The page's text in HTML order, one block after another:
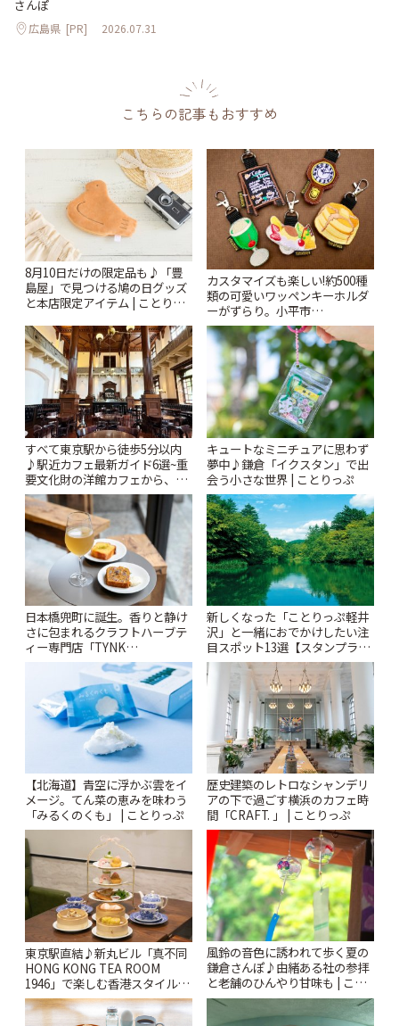
さんぽ
広島県 [PR] 2026.07.31
こちらの記事もおすすめ
8月10日だけの限定品も♪「豊
島屋」で見つける鳩の日グッズ
と本店限定アイテム | ことりっ
カスタマイズも楽しい!約500種
類の可愛いワッペンキーホルダ
ーがずらり。小平市
「Kimamaya T&K」 | ことりっ
ぷ
すべて東京駅から徒歩5分以内
♪駅近カフェ最新ガイド6選~重
要文化財の洋館カフェから、改
札すぐのレトロ喫茶まで~ | こと
りっぷ
キュートなミニチュアに思わず
夢中♪鎌倉「イクスタン」で出
会う小さな世界 | ことりっぷ
日本橋兜町に誕生。香りと静け
さに包まれるクラフトハーブテ
ィー専門店「TYNK
Kabutocho」 | ことりっぷ
新しくなった「ことりっぷ軽井
沢」と一緒におでかけしたい注
目スポット13選【スタンプラリ
ー開催中】 | ことりっぷ
【北海道】青空に浮かぶ雲をイ
メージ。てん菜の恵みを味わう
「みるくのくも」 | ことりっぷ
歴史建築のレトロなシャンデリ
アの下で過ごす横浜のカフェ時
間「CRAFT. 」 | ことりっぷ
東京駅直結♪新丸ビル「真不同
HONG KONG TEA ROOM
1946」で楽しむ香港スタイルの
アフタヌーンティー | ことりっ
ぷ
風鈴の音色に誘われて歩く夏の
鎌倉さんぽ♪由緒ある社の参拝
と老舗のひんやり甘味も | こと
りっぷ